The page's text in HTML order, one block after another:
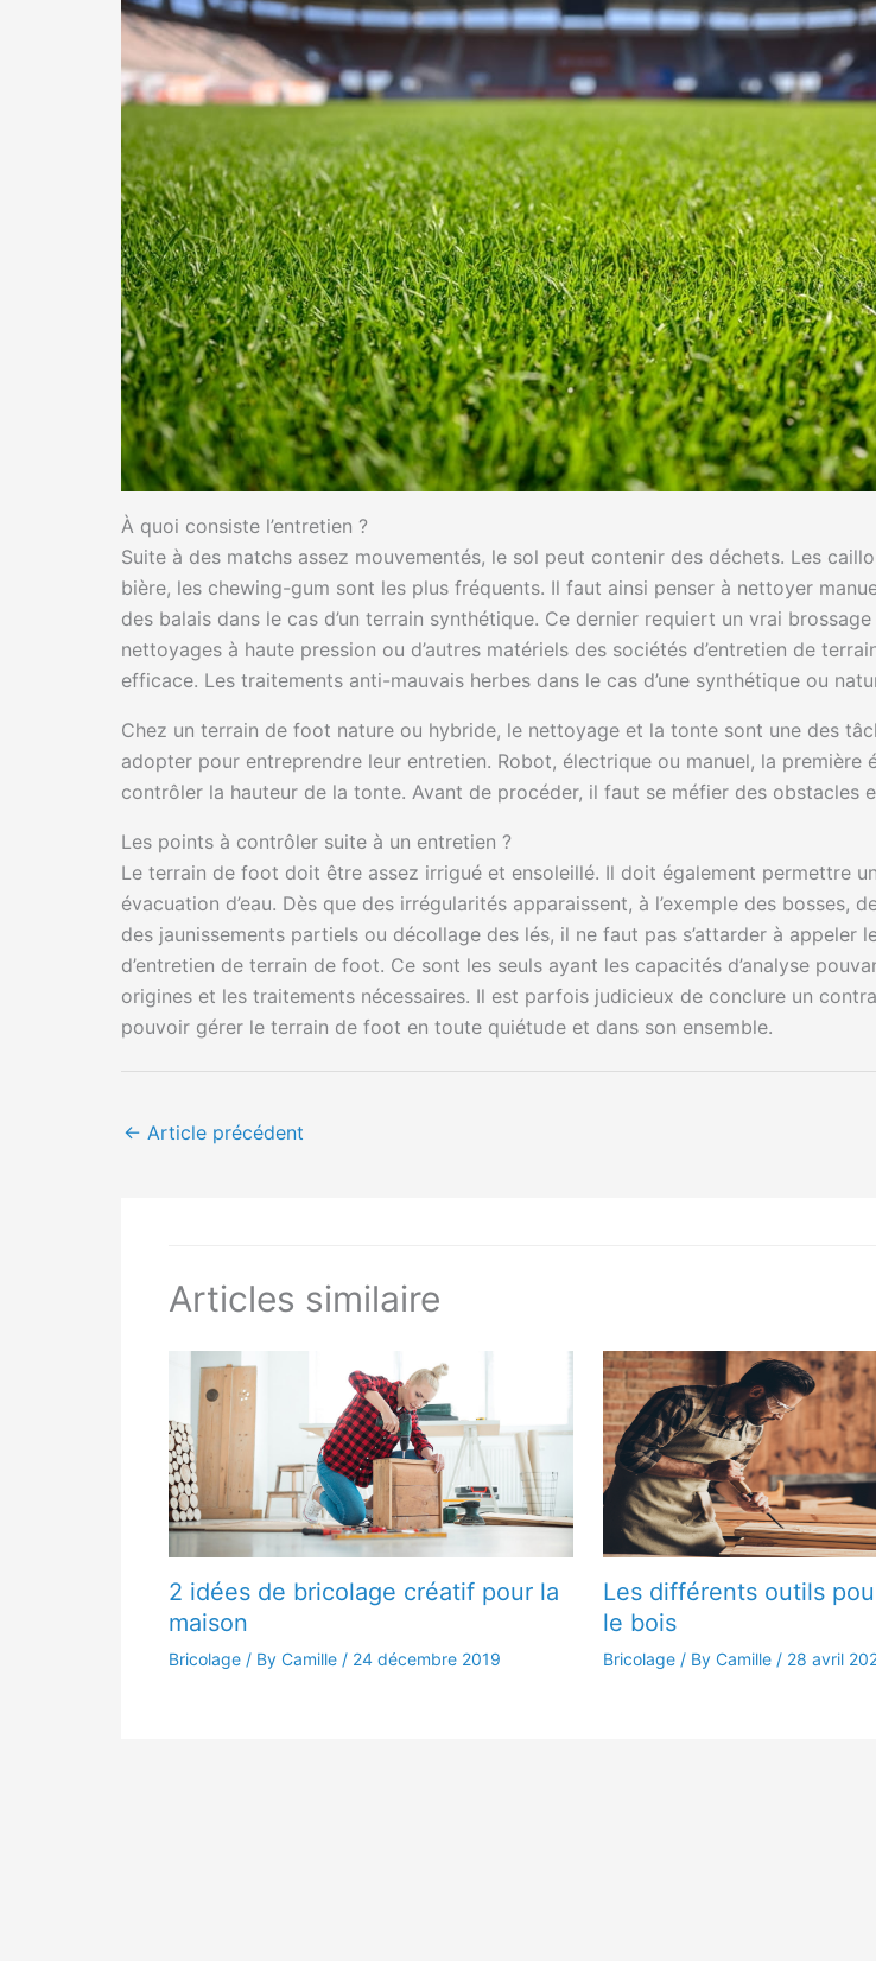
À quoi consiste l’entretien ?
Suite à des matchs assez mouvementés, le sol peut contenir des déchets. Les
bière, les chewing-gum sont les plus fréquents. Il faut ainsi penser à nettoyer
des balais dans le cas d’un terrain synthétique. Ce dernier requiert un vrai
nettoyages à haute pression ou d’autres matériels des sociétés d’entretien de
efficace. Les traitements anti-mauvais herbes dans le cas d’une synthétique ou
Chez un terrain de foot nature ou hybride, le nettoyage et la tonte sont une des
adopter pour entreprendre leur entretien. Robot, électrique ou manuel, la première
contrôler la hauteur de la tonte. Avant de procéder, il faut se méfier des obstacles
Les points à contrôler suite à un entretien ?
Le terrain de foot doit être assez irrigué et ensoleillé. Il doit également permettre
évacuation d’eau. Dès que des irrégularités apparaissent, à l’exemple des bosses,
des jaunissements partiels ou décollage des lés, il ne faut pas s’attarder à appeler
d’entretien de terrain de foot. Ce sont les seuls ayant les capacités d’analyse
origines et les traitements nécessaires. Il est parfois judicieux de conclure un
pouvoir gérer le terrain de foot en toute quiétude et dans son ensemble.
← Article précédent
Articles similaire
2 idées de bricolage créatif pour la
maison
Bricolage / By Camille / 24 décembre 2019
Les différents outils
le bois
Bricolage / By Camille / 28 avril